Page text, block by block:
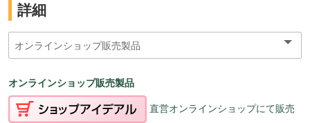
詳細
オンラインショップ販売製品
直営オンラインショップにて販売